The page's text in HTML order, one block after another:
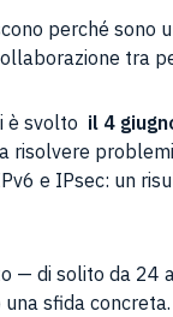
perché
tra
è svolto il 4
risolvere
e IPsec: un
— di solito da
sfida concreta.